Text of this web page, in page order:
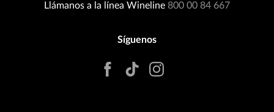
Llámanos a la línea Wineline 800 00 84 667
Síguenos